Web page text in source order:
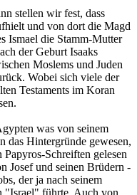
stellen wir fest, dass
und von dort die Magd
Ismael die Stamm-Mutter
der Geburt Isaaks
Moslems und Juden
Wobei sich viele der
Testaments im Koran
was von seinem
das Hintergründe gewesen,
Schreiften gelesen
Josef und seinen Brüdern -
der ja nach seinem